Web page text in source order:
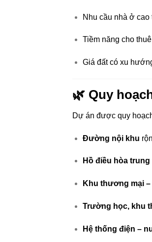
Nhu cầu nhà ở
Tiềm năng cho
Giá đất có xu
🌿 Quy
Dự án được quy
Đường nội khu
Hồ điều hòa trung
Khu thương mại
Trường học, khu
Hệ thống điện –